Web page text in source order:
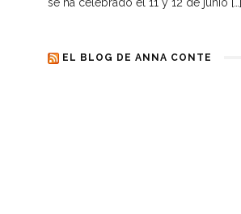
EL BLOG DE ANNA CONTE